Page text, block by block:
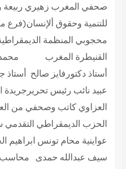
صحفي المغرب زهيري ربيعة
للتنمية وحقوق
محجوبي المنظمة
القنيطرة المغرب
أستاذ دكتورفايز صالح أستاذ
عبيد نائب رئيس تحريرجريدة
العزاوي كاتب وصحفي من
الحزب الديمقراطي
عواينية محام تونس
سيف عبدالله حمدى